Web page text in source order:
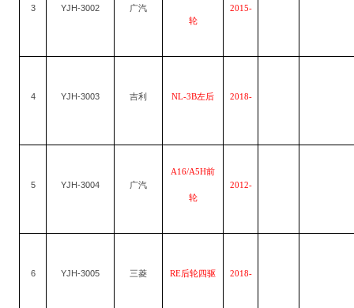
3 YJH-3002 广汽
轮
2015-
4 YJH-3003 吉利 NL-3B左后 2018-
5 YJH-3004 广汽
A16/A5H前
轮
2012-
6 YJH-3005 三菱 RE后轮四驱 2018-